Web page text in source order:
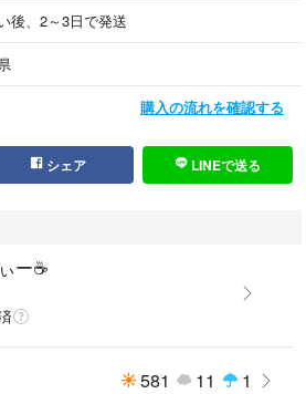
後、2～3日で発送
購入の流れを確認する
シェア LINEで送る
ー☕️
581 11 1